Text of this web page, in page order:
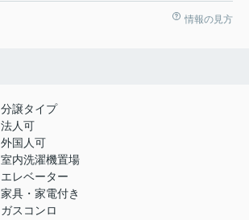
情報の見方
分譲タイプ
法人可
外国人可
室内洗濯機置場
エレベーター
家具・家電付き
ガスコンロ